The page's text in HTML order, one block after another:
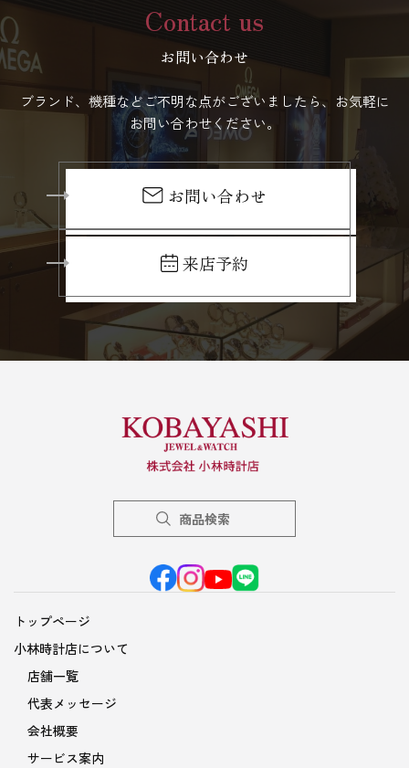
Contact us
お問い合わせ
ブランド、機種などご不明な点がございましたら、お気軽に
お問い合わせください。
お問い合わせ
来店予約
商品検索
トップページ
小林時計店について
店舗一覧
代表メッセージ
会社概要
サービス案内